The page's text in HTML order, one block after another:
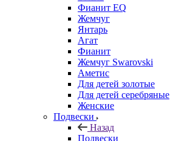
Фианит EQ
Жемчуг
Янтарь
Агат
Фианит
Жемчуг Swarovski
Аметис
Для детей золотые
Для детей серебряные
Женские
Подвески
Назад
Подвески